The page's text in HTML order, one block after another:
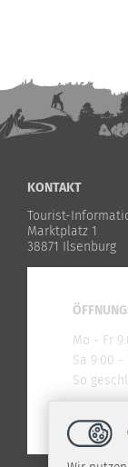
KONTAKT
Tourist-
Marktplatz 1
38871 Ilsenburg
Mo - Fr
Sa 9:00 -
So